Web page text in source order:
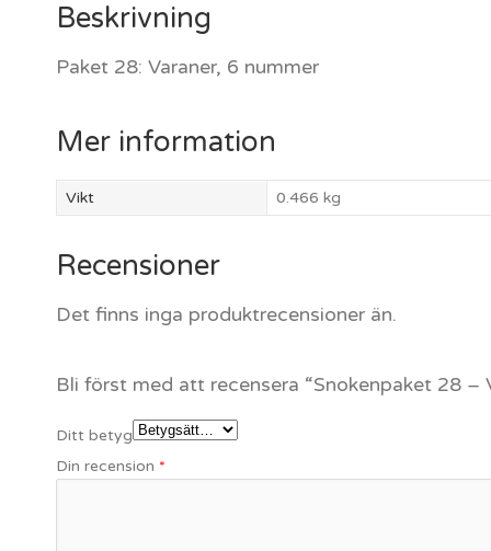
Beskrivning
Paket 28: Varaner, 6 nummer
Mer information
Vikt 0.466 kg
Recensioner
Det finns inga produktrecensioner än.
Bli först med att recensera “Snokenpaket 28 –
Ditt betyg
Din recension *